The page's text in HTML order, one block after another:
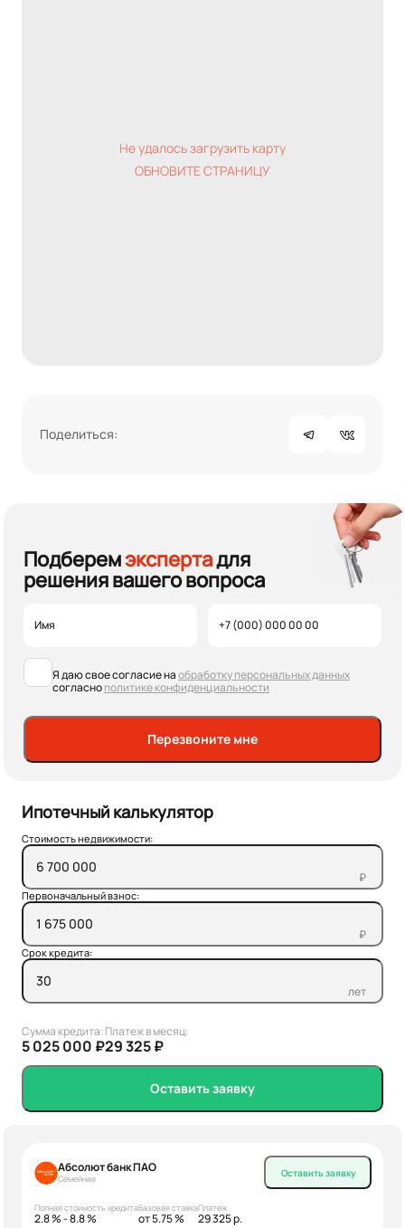
Не удалось загрузить карту
ОБНОВИТЕ СТРАНИЦУ
Поделиться:
Подберемэкспертадля
решения вашего вопроса
Я даю свое согласие наобработку персональных данных
согласнополитике конфиденциальности
Перезвоните мне
Ипотечный калькулятор
Стоимость недвижимости:
₽
Первоначальный взнос:
₽
Срок кредита:
лет
Сумма кредита:
5 025 000 ₽
Платеж в месяц:
29 325 ₽
Оставить заявку
Абсолют банк ПАО
Семейная
Полная стоимость кредита
2.8 % - 8.8 %
Базовая ставка
от 5.75 %
Платеж
29 325 р.
Оставить заявку